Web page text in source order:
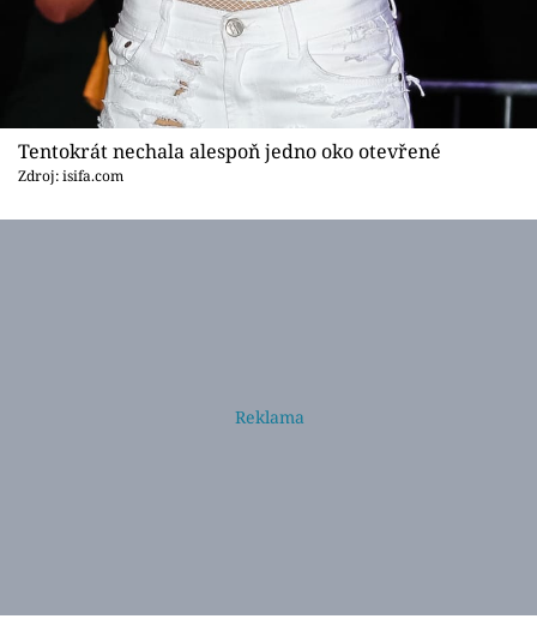
Tentokrát nechala alespoň jedno oko otevřené
Zdroj: isifa.com